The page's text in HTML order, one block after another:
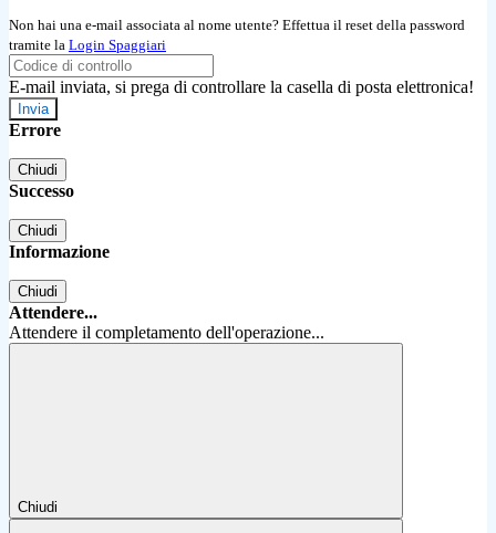
Non hai una e-mail associata al nome utente? Effettua il reset della password
tramite la Login Spaggiari
E-mail inviata, si prega di controllare la casella di posta elettronica!
Errore
Chiudi
Successo
Chiudi
Informazione
Chiudi
Attendere...
Attendere il completamento dell'operazione...
Chiudi